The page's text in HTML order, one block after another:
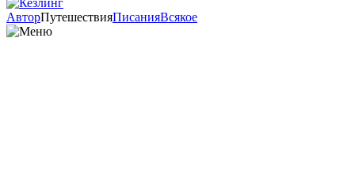
АвторПутешествияПисанияВсякое